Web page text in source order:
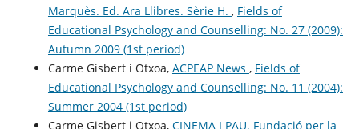
Marquès. Ed. Ara Llibres. Sèrie H. , Fields of
Educational Psychology and Counselling: No. 27 (2009):
Autumn 2009 (1st period)
Carme Gisbert i Otxoa, ACPEAP News , Fields of
Educational Psychology and Counselling: No. 11 (2004):
Summer 2004 (1st period)
Carme Gisbert i Otxoa, CINEMA I PAU. Fundació per la